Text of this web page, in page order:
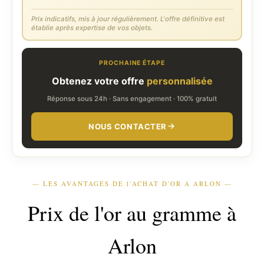
Prix indicatifs, mis à jour régulièrement. L'offre définitive est
établie après expertise de vos objets.
PROCHAINE ÉTAPE
Obtenez votre offre personnalisée
Réponse sous 24h · Sans engagement · 100% gratuit
NOUS CONTACTER
— LES AVANTAGES DE l'ACHAT D'OR A ARLON —
Prix de l'or au gramme à
Arlon